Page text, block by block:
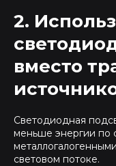
2.
вместо
Светодиодная
меньше энергии по
световом потоке.